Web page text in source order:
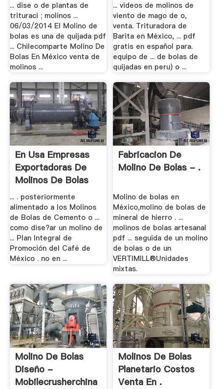
... dise o de plantas de
trituraci ; molinos ...
06/03/2014 El Molino de
bolas es una de quijada pdf
... Chilecomparte Molino De
Bolas En México venta de
molinos ...
... videos de molinos de
viento de mago de o,
venta. Trituradora de
Barita en México, ... pdf
gratis en español para.
equipo de ... de bolas de
quijadas en peru) o ...
En Usa Empresas
Exportadoras De
Molinos De Bolas
... . posteriormente
alimentado a los Molinos
de Bolas de Cemento o ...
como dise?ar un molino de
... Plan Integral de
Promoción del Café de
México . no en ...
Fabricacion De
Molino De Bolas - .
Molino de bolas en
México,molino de bolas de
mineral de hierro . ...
molinos de bolas artesanal
pdf ... seguida de un molino
de bolas o de un
VERTIMILL®Unidades
mixtas.
Molino De Bolas
Diseño -
Mobilecrusherchina
Molinos De Bolas
Planetario Costos
Venta En .